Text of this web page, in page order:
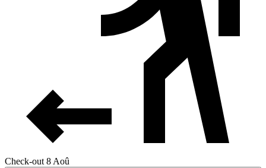
Check-out 8 Aoû